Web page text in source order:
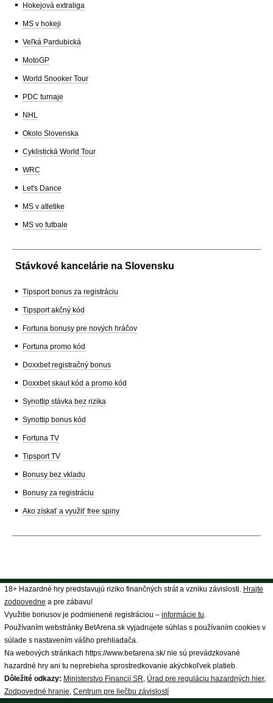
Hokejová extraliga
MS v hokeji
Veľká Pardubická
MotoGP
World Snooker Tour
PDC turnaje
NHL
Okolo Slovenska
Cyklistická World Tour
WRC
Let's Dance
MS v atletike
MS vo futbale
Stávkové kancelárie na Slovensku
Tipsport bonus za registráciu
Tipsport akčný kód
Fortuna bonusy pre nových hráčov
Fortuna promo kód
Doxxbet registračný bonus
Doxxbet skaut kód a promo kód
Synottip stávka bez rizika
Synottip bonus kód
Fortuna TV
Tipsport TV
Bonusy bez vkladu
Bonusy za registráciu
Ako získať a využiť free spiny
18+ Hazardné hry predstavujú riziko finančných strát a vzniku závislosti. Hrajte
zodpovedne a pre zábavu!
Využitie bonusov je podmienené registráciou – informácie tu.
Používaním webstránky BetArena.sk vyjadrujete súhlas s používaním cookies v
súlade s nastavením vášho prehliadača.
Na webových stránkach https://www.betarena.sk/ nie sú prevádzkované
hazardné hry ani tu neprebieha sprostredkovanie akýchkoľvek platieb.
Dôležité odkazy: Ministerstvo Financií SR, Úrad pre reguláciu hazardných hier,
Zodpovedné hranie, Centrum pre liečbu závislostí